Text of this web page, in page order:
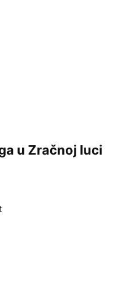
u Zračnoj luci